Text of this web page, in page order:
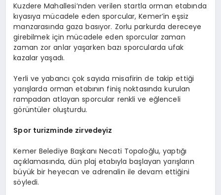
Kuzdere Mahallesi’nden verilen startla orman etabında
kıyasıya mücadele eden sporcular, Kemer’in eşsiz
manzarasında gaza basıyor. Zorlu parkurda dereceye
girebilmek için mücadele eden sporcular zaman
zaman zor anlar yaşarken bazı sporcularda ufak
kazalar yaşadı.
Yerli ve yabancı çok sayıda misafirin de takip ettiği
yarışlarda orman etabının finiş noktasında kurulan
rampadan atlayan sporcular renkli ve eğlenceli
görüntüler oluşturdu.
Spor turizminde zirvedeyiz
Kemer Belediye Başkanı Necati Topaloğlu, yaptığı
açıklamasında, dün plaj etabıyla başlayan yarışların
büyük bir heyecan ve adrenalin ile devam ettiğini
söyledi.